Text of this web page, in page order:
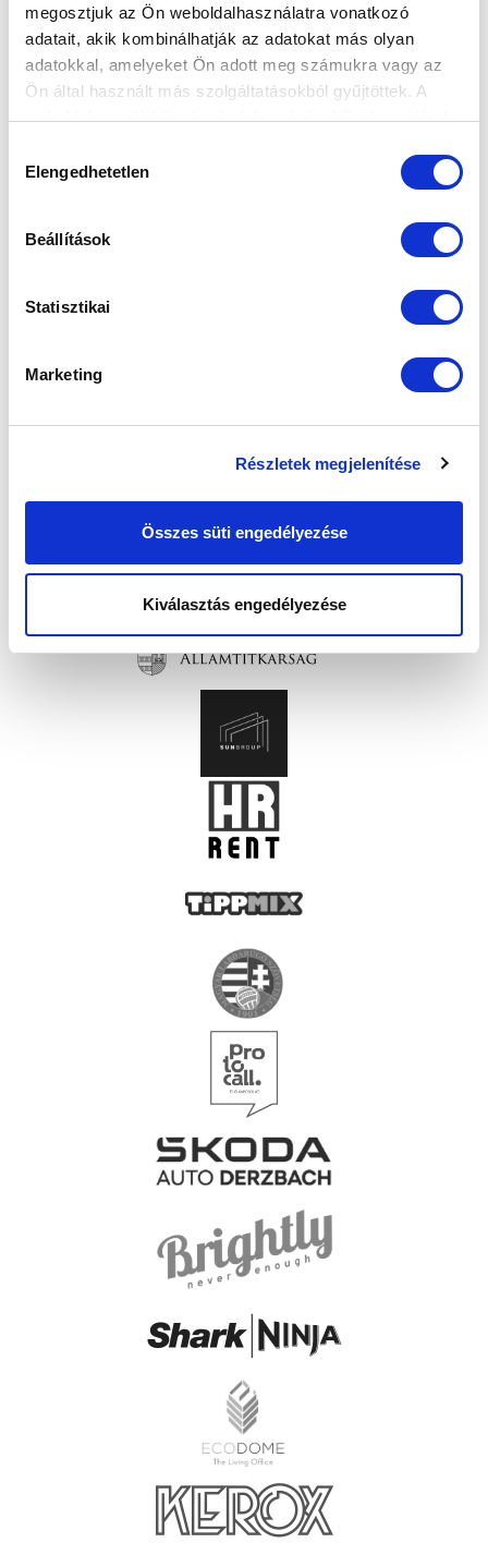
megosztjuk az Ön weboldalhasználatra vonatkozó
adatait, akik kombinálhatják az adatokat más olyan
adatokkal, amelyeket Ön adott meg számukra vagy az
Ön által használt más szolgáltatásokból gyűjtöttek. A
weboldalon való böngészés folytatásával Ön hozzájárul a
kiválasztása
Elengedhetetlen
Beállítások
Statisztikai
Marketing
Részletek megjelenítése
Összes süti engedélyezése
Kiválasztás engedélyezése
FELIRATKOZOM
SZPONZOROK